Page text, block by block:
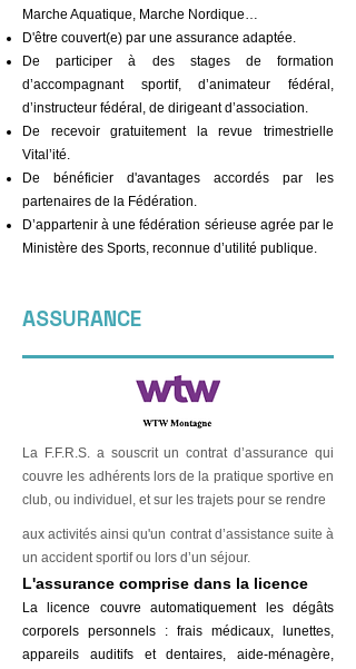
Marche Aquatique, Marche Nordique…
D'être couvert(e) par une assurance adaptée.
De participer à des stages de formation
d’accompagnant sportif, d’animateur fédéral,
d’instructeur fédéral, de dirigeant d’association.
De recevoir gratuitement la revue trimestrielle
Vital’ité.
De bénéficier d'avantages accordés par les
partenaires de la Fédération.
D’appartenir à une fédération sérieuse agrée par le
Ministère des Sports, reconnue d’utilité publique.
ASSURANCE
La F.F.R.S. a souscrit un contrat d’assurance qui
couvre les adhérents lors de la pratique sportive en
club, ou individuel, et sur les trajets pour se rendre
aux activités ainsi qu'un contrat d’assistance suite à
un accident sportif ou lors d’un séjour.
L'assurance comprise dans la licence
La licence couvre automatiquement les dégâts
corporels personnels : frais médicaux, lunettes,
appareils auditifs et dentaires, aide-ménagère,